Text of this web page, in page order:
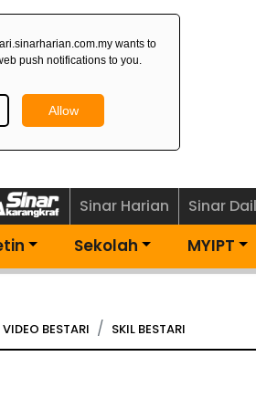
Newsletter
Sinar Harian Sinar
Sekolah MYIPT
VIDEO BESTARI SKIL BESTARI